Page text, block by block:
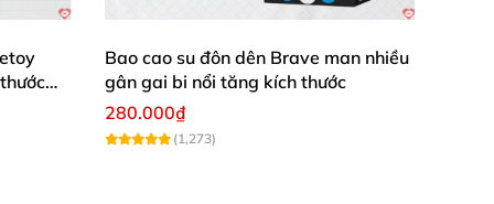
dụng được nhiều lần.
bên trong thành âm đạocủa đối phương.
các nàng yêu thích. Bởi vì trong
Bao cao su đôn dên Brave man nhiều
gân gai bi nổi tăng kích thước
280.000₫
(1,273)